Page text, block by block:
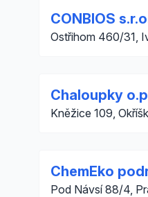
CONBIOS
Ostřihom 460/31,
Chaloupky
Kněžice 109,
ChemEko
Pod Návsí 88/4,